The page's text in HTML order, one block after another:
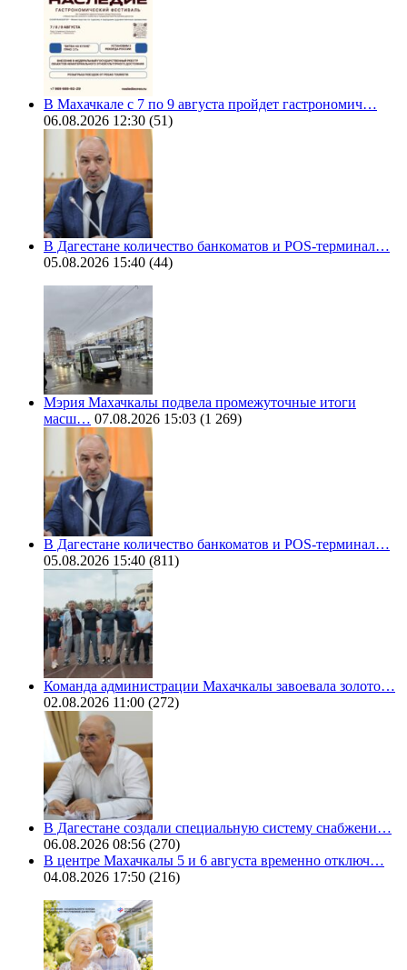
В Махачкале с 7 по 9 августа пройдет гастрономич…
06.08.2026 12:30 (51)
В Дагестане количество банкоматов и POS-терминал…
05.08.2026 15:40 (44)
Мэрия Махачкалы подвела промежуточные итоги
масш… 07.08.2026 15:03 (1 269)
В Дагестане количество банкоматов и POS-терминал…
05.08.2026 15:40 (811)
Команда администрации Махачкалы завоевала золото…
02.08.2026 11:00 (272)
В Дагестане создали специальную систему снабжени…
06.08.2026 08:56 (270)
В центре Махачкалы 5 и 6 августа временно отключ…
04.08.2026 17:50 (216)